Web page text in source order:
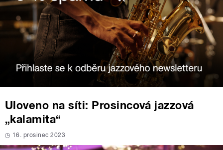
Uloveno na síti: Prosincová jazzová
„kalamita“
16. prosinec 2023